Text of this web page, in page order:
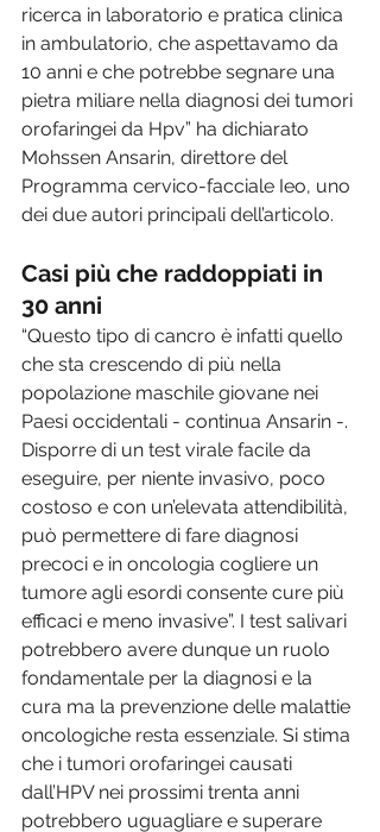
ricerca in laboratorio e pratica clinica
in ambulatorio, che aspettavamo da
10 anni e che potrebbe segnare una
pietra miliare nella diagnosi dei tumori
orofaringei da Hpv” ha dichiarato
Mohssen Ansarin, direttore del
Programma cervico-facciale Ieo, uno
dei due autori principali dell’articolo.
Casi più che raddoppiati in
30 anni
“Questo tipo di cancro è infatti quello
che sta crescendo di più nella
popolazione maschile giovane nei
Paesi occidentali - continua Ansarin -.
Disporre di un test virale facile da
eseguire, per niente invasivo, poco
costoso e con un’elevata attendibilità,
può permettere di fare diagnosi
precoci e in oncologia cogliere un
tumore agli esordi consente cure più
efficaci e meno invasive”. I test salivari
potrebbero avere dunque un ruolo
fondamentale per la diagnosi e la
cura ma la prevenzione delle malattie
oncologiche resta essenziale. Si stima
che i tumori orofaringei causati
dall’HPV nei prossimi trenta anni
potrebbero uguagliare e superare